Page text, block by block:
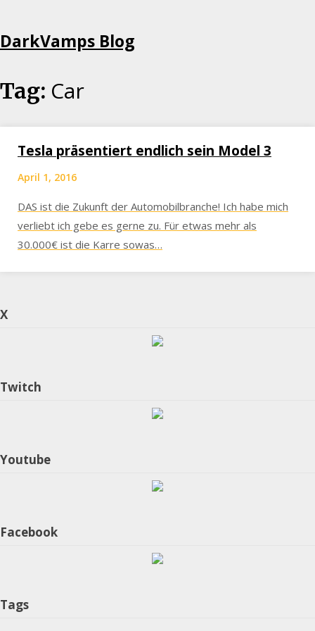
to
DarkVamps Blog
Tag: Car
Tesla präsentiert endlich sein Model 3
April 1, 2016
DAS ist die Zukunft der Automobilbranche! Ich habe mich
verliebt ich gebe es gerne zu. Für etwas mehr als
30.000€ ist die Karre sowas…
X
Twitch
Youtube
Facebook
Tags